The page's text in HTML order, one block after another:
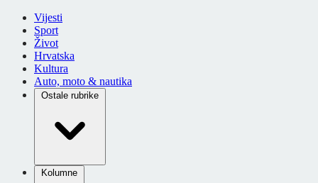
Vijesti
Sport
Život
Hrvatska
Kultura
Auto, moto & nautika
Ostale rubrike
Kolumne